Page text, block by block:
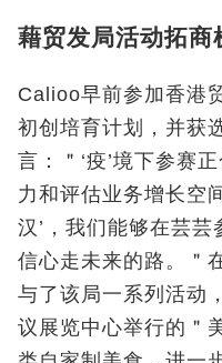
藉贸发局活动拓商
Calioo早前参加香港
初创培育计划，并获
言：＂‘疫’境下参赛
力和评估业务增长空
汉’，我们能够在芸
信心走未来的路。＂
与了该局一系列活动
议展览中心举行的＂